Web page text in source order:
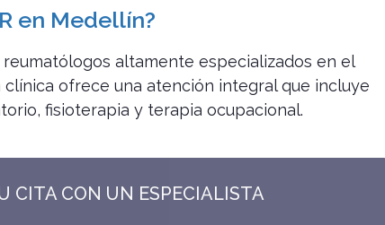
en Medellín?
altamente especializados en el
ofrece una atención integral que incluye
fisioterapia y terapia ocupacional.
CITA CON UN ESPECIALISTA